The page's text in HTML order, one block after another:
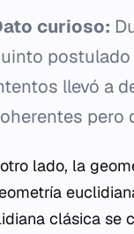
curioso:
postulado
llevó a
pero
lado, la
clásica se